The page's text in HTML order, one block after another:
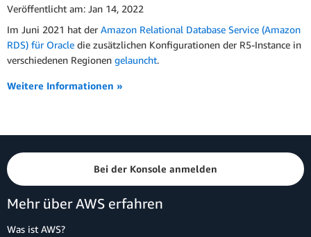
Veröffentlicht am: Jan 14, 2022
Im Juni 2021 hat der Amazon Relational Database Service (Amazon
RDS) für Oracle die zusätzlichen Konfigurationen der R5-Instance in
verschiedenen Regionen gelauncht.
Weitere Informationen »
Bei der Konsole anmelden
Mehr über AWS erfahren
Was ist AWS?